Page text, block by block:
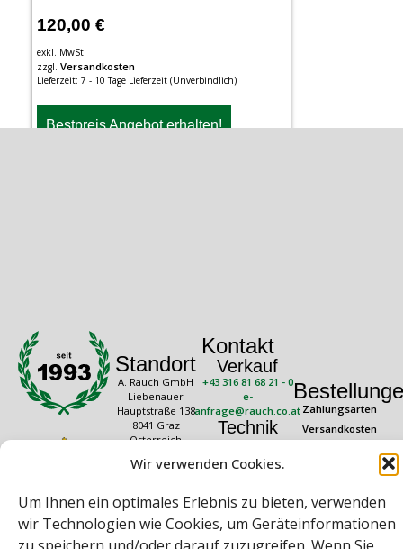
Wir verwenden Cookies.
Um Ihnen ein optimales Erlebnis zu bieten, verwenden
wir Technologien wie Cookies, um Geräteinformationen
120,00 €
exkl. MwSt.
zzgl. Versandkosten
Lieferzeit: 7 - 10 Tage Lieferzeit (Unverbindlich)
Bestpreis Angebot erhalten!
Standort
A. Rauch GmbH
Liebenauer
Hauptstraße 138
8041 Graz
Österreich
Öffnungszeiten
16:30 Uhr
Freitag: 08:00 –
14:30 Uhr
Kontakt
Verkauf
+43 316 81 68 21 - 0
e-
anfrage@rauch.co.at
Technik
+43 316 81 68 21 -
technik@rauch.co.at
Zahlungsarten
Versandkosten
Rechtliches
Datenschutz
Impressum